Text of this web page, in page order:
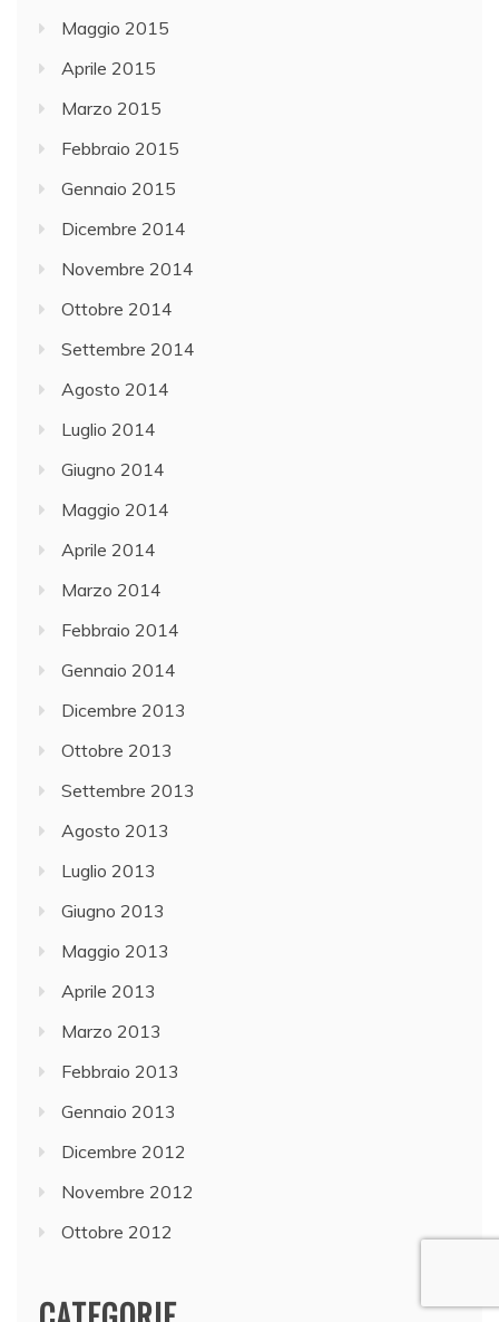
Maggio 2015
Aprile 2015
Marzo 2015
Febbraio 2015
Gennaio 2015
Dicembre 2014
Novembre 2014
Ottobre 2014
Settembre 2014
Agosto 2014
Luglio 2014
Giugno 2014
Maggio 2014
Aprile 2014
Marzo 2014
Febbraio 2014
Gennaio 2014
Dicembre 2013
Ottobre 2013
Settembre 2013
Agosto 2013
Luglio 2013
Giugno 2013
Maggio 2013
Aprile 2013
Marzo 2013
Febbraio 2013
Gennaio 2013
Dicembre 2012
Novembre 2012
Ottobre 2012